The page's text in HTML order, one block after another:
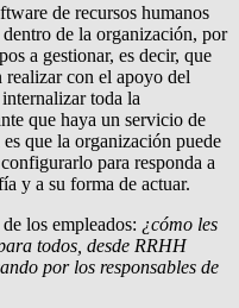
de recursos humanos
de la organización, por
a gestionar, es decir, que
realizar con el apoyo del
toda la
que haya un servicio de
que la organización puede
para responda a
y a su forma de actuar.
los empleados: ¿cómo les
todos, desde RRHH
por los responsables de